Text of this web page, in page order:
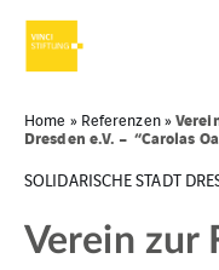
Home » Referenzen»
Dresden e.V. – “Carolas
SOLIDARISCHE STADT
Verein zur